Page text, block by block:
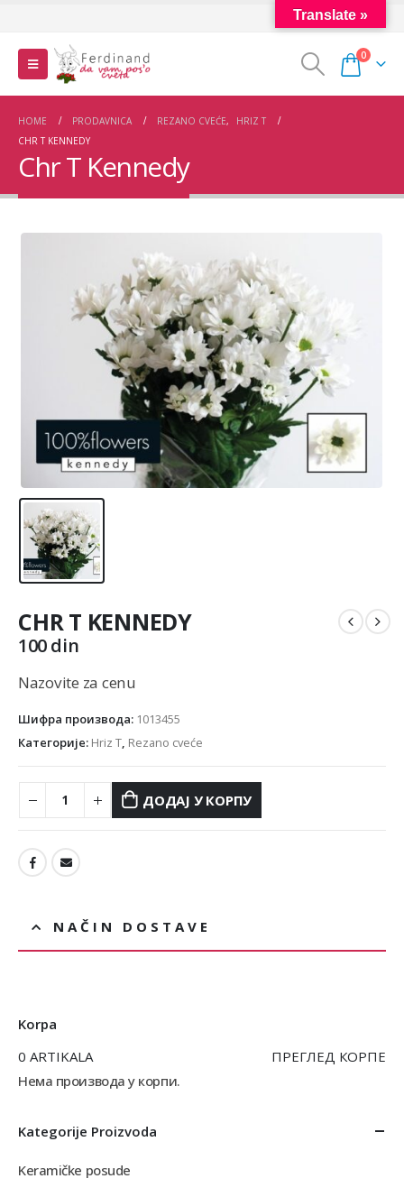
0
HOME PRODAVNICA REZANO CVEĆE,
HRIZ T
CHR T KENNEDY
Chr T Kennedy
CHR T KENNEDY
100din
Nazovite za cenu
Шифра производа: 1013455
Категорије: Hriz T, Rezano cveće
ДОДАЈ У КОРПУ
NAČIN DOSTAVE
Korpa
0 ARTIKALA
ПРЕГЛЕД КОРПЕ
Нема производа у корпи.
Kategorije Proizvoda
Keramičke posude
Translate »